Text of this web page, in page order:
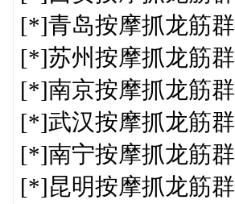
[*]青岛按摩抓龙筋群
[*]苏州按摩抓龙筋群
[*]南京按摩抓龙筋群
[*]武汉按摩抓龙筋群
[*]南宁按摩抓龙筋群
[*]昆明按摩抓龙筋群